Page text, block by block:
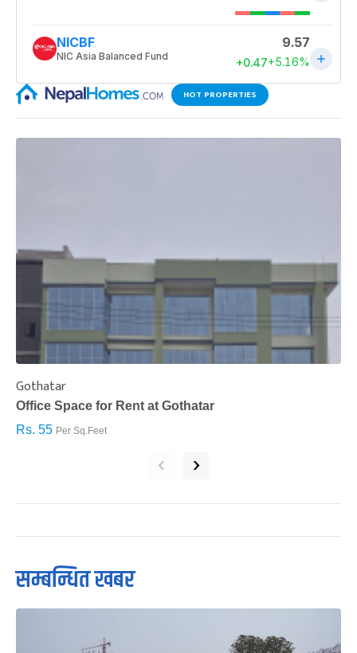
HOT PROPERTIES
Gothatar
Office Space for Rent at Gothatar
Rs. 55 Per Sq.Feet
‹ ›
सम्बन्धित खबर